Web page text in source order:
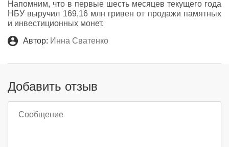
Напомним, что в первые шесть месяцев текущего года
НБУ выручил 169,16 млн гривен от продажи памятных
и инвестиционных монет.
Автор: Инна Сватенко
Добавить отзыв